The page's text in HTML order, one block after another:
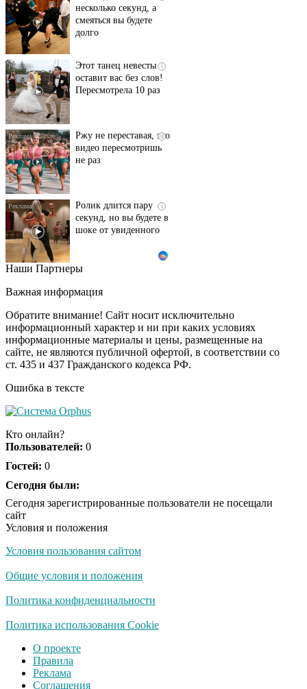
несколько секунд, а
смеяться вы будете
долго
i
Этот танец невесты
оставит вас без слов!
Пересмотрела 10 раз
i
Ржу не переставая, это
видео пересмотришь
не раз
i
Ролик длится пару
секунд, но вы будете в
шоке от увиденного
Скрытые признаки
не обращает
внимание, а зря!
i
Ролик из Омска: вы
будете смеяться долго
Королева вагона
Наши Партнеры
Важная информация
Обратите внимание! Сайт носит исключительно
информационный характер и ни при каких условиях
информационные материалы и цены, размещенные на
сайте, не являются публичной офертой, в соответствии со
ст. 435 и 437 Гражданского кодекса РФ.
Ошибка в тексте
Кто онлайн?
Пользователей: 0
Гостей: 0
Сегодня были:
Сегодня зарегистрированные пользователи не посещали
сайт
Условия и положения
Условия пользования сайтом
Общие условия и положения
Политика конфиденциальности
Политика использования Cookie
О проекте
Правила
Реклама
Соглашения